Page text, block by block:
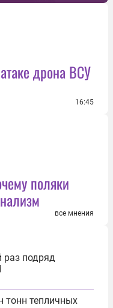
дрона ВСУ
16:45
поляки
все мнения
раз подряд
тонн тепличных